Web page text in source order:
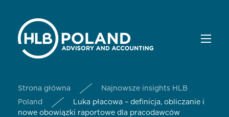
Strona główna
Najnowsze insights HLB
Poland
Luka płacowa – definicja, obliczanie i
nowe obowiązki raportowe dla pracodawców